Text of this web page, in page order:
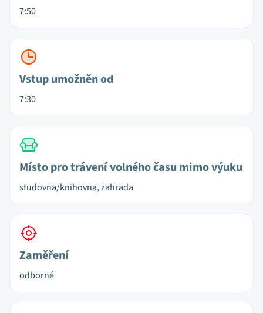
7:50
Vstup umožněn od
7:30
Místo pro trávení volného času mimo výuku
studovna/knihovna, zahrada
Zaměření
odborné